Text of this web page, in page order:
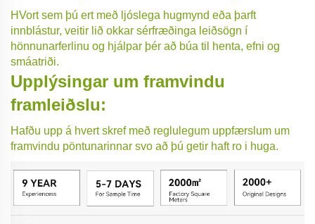
HVort sem þú ert með ljóslega hugmynd eða þarft
innblástur, veitir lið okkar sérfræðinga leiðsögn í
hönnunarferlinu og hjálpar þér að búa til henta, efni og
smáatriði.
Upplýsingar um framvindu
framleiðslu:
Hafðu upp á hvert skref með reglulegum uppfærslum um
framvindu pöntunarinnar svo að þú getir haft ro i huga.